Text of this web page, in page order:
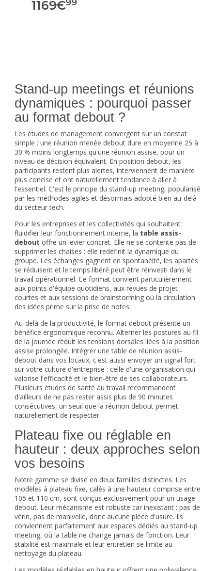
1169€
Stand-up meetings et réunions
dynamiques : pourquoi passer
au format debout ?
Les études de management convergent sur un constat
simple : une réunion menée debout dure en moyenne 25 à
30 % moins longtemps qu'une réunion assise, pour un
niveau de décision équivalent. En position debout, les
participants restent plus alertes, interviennent de manière
plus concise et ont naturellement tendance à aller à
l'essentiel. C'est le principe du stand-up meeting, popularisé
par les méthodes agiles et désormais adopté bien au-delà
du secteur tech.
Pour les entreprises et les collectivités qui souhaitent
fluidifier leur fonctionnement interne, la table assis-
debout offre un levier concret. Elle ne se contente pas de
supprimer les chaises : elle redéfinit la dynamique du
groupe. Les échanges gagnent en spontanéité, les apartés
se réduisent et le temps libéré peut être réinvesti dans le
travail opérationnel. Ce format convient particulièrement
aux points d'équipe quotidiens, aux revues de projet
courtes et aux sessions de brainstorming où la circulation
des idées prime sur la prise de notes.
Au-delà de la productivité, le format debout présente un
bénéfice ergonomique reconnu. Alterner les postures au fil
de la journée réduit les tensions dorsales liées à la position
assise prolongée. Intégrer une table de réunion assis-
debout dans vos locaux, c'est aussi envoyer un signal fort
sur votre culture d'entreprise : celle d'une organisation qui
valorise l'efficacité et le bien-être de ses collaborateurs.
Plusieurs études de santé au travail recommandent
d'ailleurs de ne pas rester assis plus de 90 minutes
consécutives, un seuil que la réunion debout permet
naturellement de respecter.
Plateau fixe ou réglable en
hauteur : deux approches selon
vos besoins
Notre gamme se divise en deux familles distinctes. Les
modèles à plateau fixe, calés à une hauteur comprise entre
105 et 110 cm, sont conçus exclusivement pour un usage
debout. Leur mécanisme est robuste car inexistant : pas de
vérin, pas de manivelle, donc aucune pièce d'usure. Ils
conviennent parfaitement aux espaces dédiés au stand-up
meeting, où la table ne change jamais de fonction. Leur
stabilité est maximale et leur entretien se limite au
nettoyage du plateau.